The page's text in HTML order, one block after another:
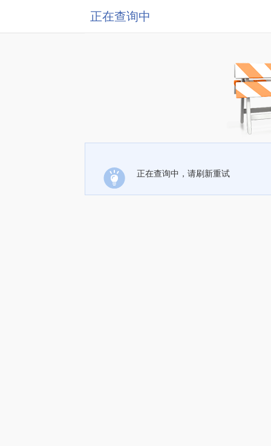
正在查询中
正在查询中，请刷新重试